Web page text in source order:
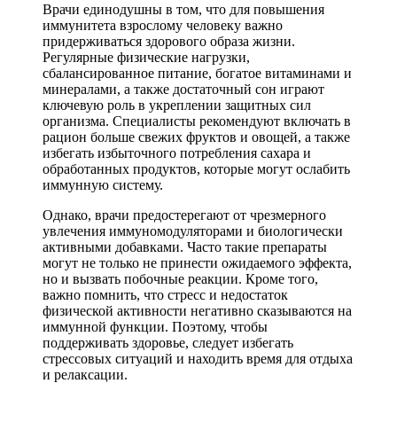
Врачи единодушны в том, что для повышения
иммунитета взрослому человеку важно
придерживаться здорового образа жизни.
Регулярные физические нагрузки,
сбалансированное питание, богатое витаминами и
минералами, а также достаточный сон играют
ключевую роль в укреплении защитных сил
организма. Специалисты рекомендуют включать в
рацион больше свежих фруктов и овощей, а также
избегать избыточного потребления сахара и
обработанных продуктов, которые могут ослабить
иммунную систему.
Однако, врачи предостерегают от чрезмерного
увлечения иммуномодуляторами и биологически
активными добавками. Часто такие препараты
могут не только не принести ожидаемого эффекта,
но и вызвать побочные реакции. Кроме того,
важно помнить, что стресс и недостаток
физической активности негативно сказываются на
иммунной функции. Поэтому, чтобы
поддерживать здоровье, следует избегать
стрессовых ситуаций и находить время для отдыха
и релаксации.